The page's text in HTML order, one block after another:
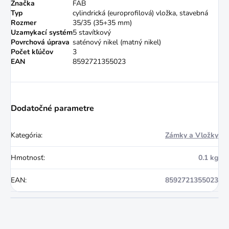
Značka
FAB
Typ
cylindrická (europrofilová) vložka, stavebná
Rozmer
35/35 (35+35 mm)
Uzamykací systém5 stavítkový
Povrchová úprava saténový nikel (matný nikel)
Počet kľúčov
3
EAN
8592721355023
Dodatočné parametre
Kategória: Zámky a Vložky
Hmotnosť: 0.1 kg
EAN: 8592721355023